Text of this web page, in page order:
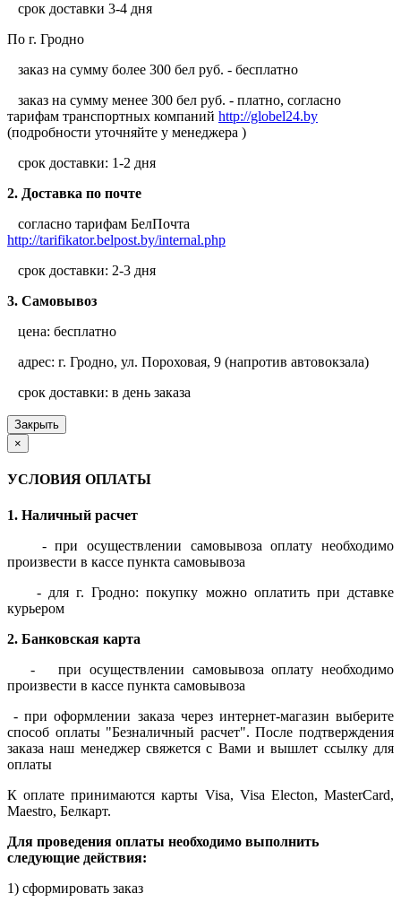
срок доставки 3-4 дня
По г. Гродно
заказ на сумму более 300 бел руб. - бесплатно
заказ на сумму менее 300 бел руб. - платно, согласно
тарифам транспортных компаний http://globel24.by
(подробности уточняйте у менеджера )
срок доставки: 1-2 дня
2. Доставка по почте
согласно тарифам БелПочта
http://tarifikator.belpost.by/internal.php
срок доставки: 2-3 дня
3. Самовывоз
цена: бесплатно
адрес: г. Гродно, ул. Пороховая, 9 (напротив автовокзала)
срок доставки: в день заказа
Закрыть
×
УСЛОВИЯ ОПЛАТЫ
1. Наличный расчет
- при осуществлении самовывоза оплату необходимо
произвести в кассе пункта самовывоза
- для г. Гродно: покупку можно оплатить при дставке
курьером
2. Банковская карта
- при осуществлении самовывоза оплату необходимо
произвести в кассе пункта самовывоза
- при оформлении заказа через интернет-магазин выберите
способ оплаты "Безналичный расчет". После подтверждения
заказа наш менеджер свяжется с Вами и вышлет ссылку для
оплаты
К оплате принимаются карты Visa, Visa Electon, MasterCard,
Maestro, Белкарт.
Для проведения оплаты необходимо выполнить
следующие действия:
1) сформировать заказ